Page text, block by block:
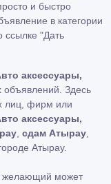
и быстро
в категории
ссылке "Дать
аксессуары,
объявлений. Здесь
лиц, фирм или
аксессуары,
сдам Атырау
Атырау.
желающий может